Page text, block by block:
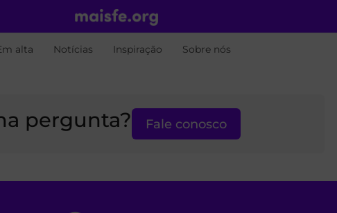
alta Notícias Inspiração Sobre nós
pergunta? Fale conosco